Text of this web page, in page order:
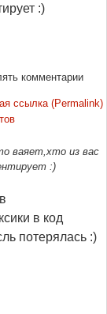
:)
комментарии
ссылка (Permalink)
ваяет,хто из вас
:)
в код
потерялась :)